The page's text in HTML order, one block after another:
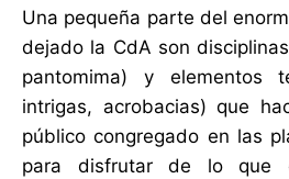
Una pequeña parte del
dejado la CdA son
pantomima) y elementos
intrigas, acrobacias) que
público congregado en las
para disfrutar de lo que